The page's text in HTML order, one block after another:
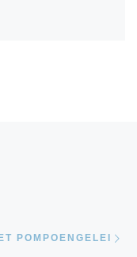
POMPOENGELEI